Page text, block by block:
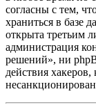
согласны с тем,
храниться в базе
открыта третьим
администрация
решений», ни
действия